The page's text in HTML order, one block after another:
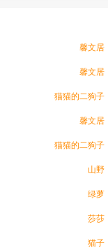
馨文居
馨文居
猫猫的二狗子
馨文居
猫猫的二狗子
山野
绿萝
莎莎
猫子